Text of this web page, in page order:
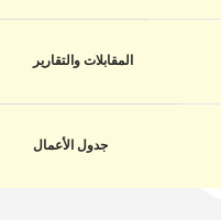
المقابلات والتقارير
جدول الأعمال